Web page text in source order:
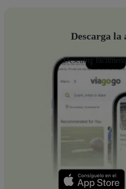
Descarga la
Descubre